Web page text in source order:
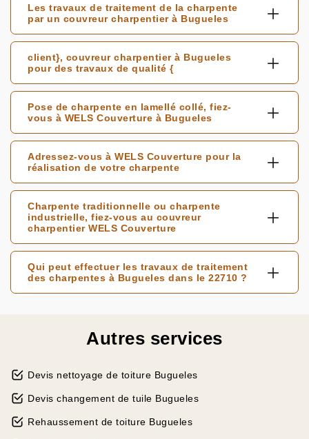
Les travaux de traitement de la charpente
par un couvreur charpentier à Bugueles
client}, couvreur charpentier à Bugueles
pour des travaux de qualité {
Pose de charpente en lamellé collé, fiez-
vous à WELS Couverture à Bugueles
Adressez-vous à WELS Couverture pour la
réalisation de votre charpente
Charpente traditionnelle ou charpente
industrielle, fiez-vous au couvreur
charpentier WELS Couverture
Qui peut effectuer les travaux de traitement
des charpentes à Bugueles dans le 22710 ?
Autres services
Devis nettoyage de toiture Bugueles
Devis changement de tuile Bugueles
Rehaussement de toiture Bugueles